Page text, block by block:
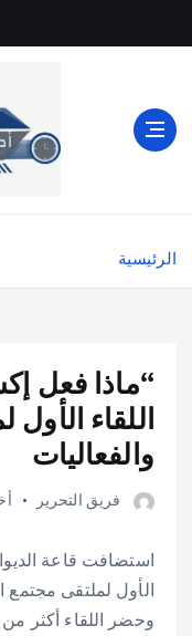
ل
الرئيسية
“ماذا فعل
اللقاء
والفعاليات
فريق التحرير
استضافت قاعة
الأول لملتقى